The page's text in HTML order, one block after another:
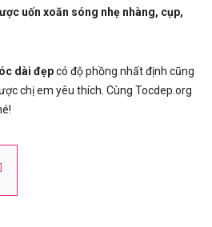
uốn xoăn sóng nhẹ nhàng, cụp,
dài đẹpcó độ phồng nhất định cũng
chị em yêu thích. Cùng Tocdep.org